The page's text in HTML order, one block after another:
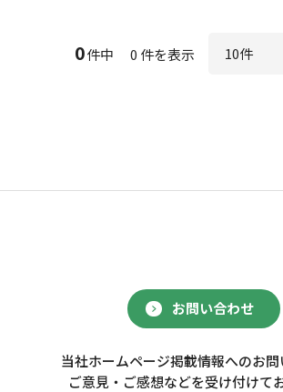
0件中 0 件を表示
お問い合わせ
当社ホームページ掲載情報へのお問
ご意見・ご感想などを受け付けて